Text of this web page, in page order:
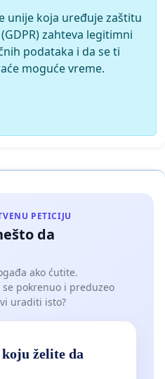
unije koja uređuje zaštitu
zahteva legitimni
podataka i da se ti
moguće vreme.
PETICIJU
da
ako ćutite.
pokrenuo i preduzeo
uraditi isto?
želite da